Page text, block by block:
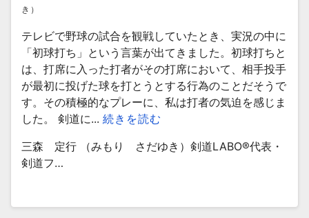
き）
テレビで野球の試合を観戦していたとき、実況の中に
「初球打ち」という言葉が出てきました。初球打ちと
は、打席に入った打者がその打席において、相手投手
が最初に投げた球を打とうとする行為のことだそうで
す。その積極的なプレーに、私は打者の気迫を感じま
した。 剣道に... 続きを読む
三森 定行 （みもり さだゆき）剣道LABO®︎代表・
剣道フ…